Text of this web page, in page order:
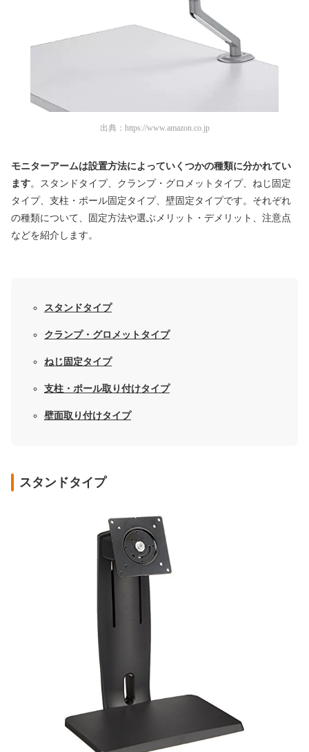
出典： https://www.amazon.co.jp
モニターアームは設置方法によっていくつかの種類に分かれてい
ます。スタンドタイプ、クランプ・グロメットタイプ、ねじ固定
タイプ、支柱・ポール固定タイプ、壁固定タイプです。それぞれ
の種類について、固定方法や選ぶメリット・デメリット、注意点
などを紹介します。
スタンドタイプ
クランプ・グロメットタイプ
ねじ固定タイプ
支柱・ポール取り付けタイプ
壁面取り付けタイプ
スタンドタイプ